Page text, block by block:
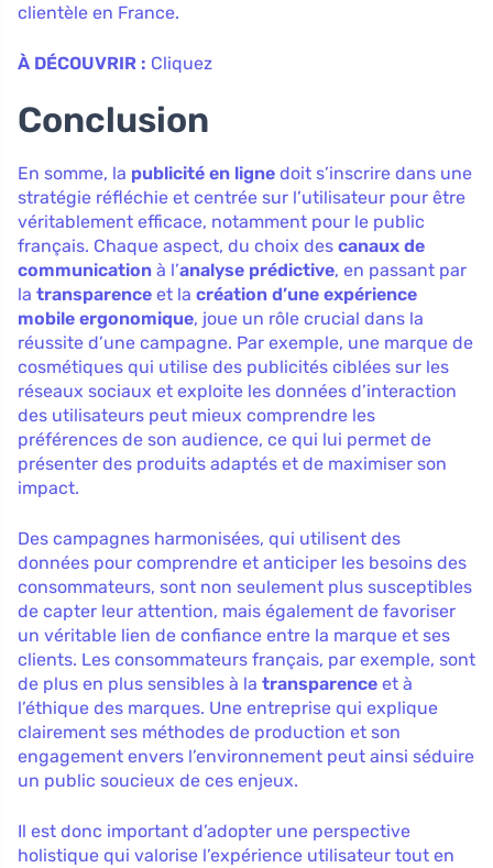
clientèle en France.
À DÉCOUVRIR : Cliquez
Conclusion
En somme, la publicité en ligne doit s’inscrire dans une
stratégie réfléchie et centrée sur l’utilisateur pour être
véritablement efficace, notamment pour le public
français. Chaque aspect, du choix des canaux de
communication à l’analyse prédictive, en passant par
la transparence et la création d’une expérience
mobile ergonomique, joue un rôle crucial dans la
réussite d’une campagne. Par exemple, une marque de
cosmétiques qui utilise des publicités ciblées sur les
réseaux sociaux et exploite les données d’interaction
des utilisateurs peut mieux comprendre les
préférences de son audience, ce qui lui permet de
présenter des produits adaptés et de maximiser son
impact.
Des campagnes harmonisées, qui utilisent des
données pour comprendre et anticiper les besoins des
consommateurs, sont non seulement plus susceptibles
de capter leur attention, mais également de favoriser
un véritable lien de confiance entre la marque et ses
clients. Les consommateurs français, par exemple, sont
de plus en plus sensibles à la transparence et à
l’éthique des marques. Une entreprise qui explique
clairement ses méthodes de production et son
engagement envers l’environnement peut ainsi séduire
un public soucieux de ces enjeux.
Il est donc important d’adopter une perspective
holistique qui valorise l’expérience utilisateur tout en